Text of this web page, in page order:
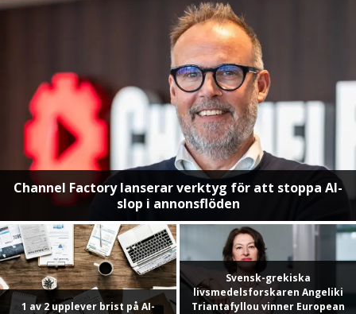
Channel Factory lanserar verktyg för att stoppa AI-
slop i annonsflöden
1 av 2 upplever brist på AI-
Svensk-grekiska
livsmedelsforskaren Angeliki
Triantafyllou vinner European